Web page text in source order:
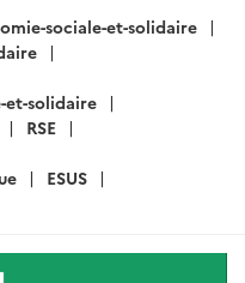
sociale-et-solidaire
et-solidaire
RSE
ESUS